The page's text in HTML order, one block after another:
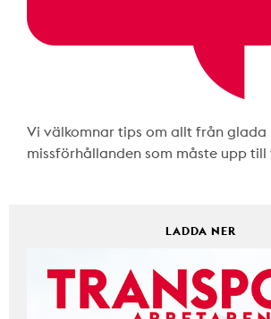
Vi välkomnar tips om allt från glada
missförhållanden som måste upp till
LADDA NER